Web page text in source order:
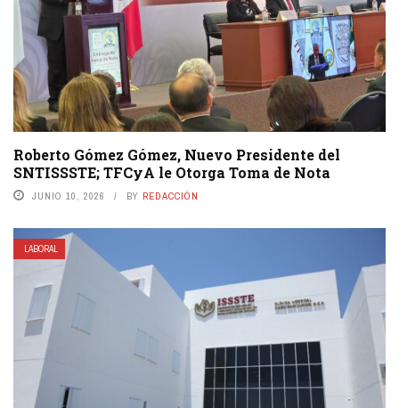
Roberto Gómez Gómez, Nuevo Presidente del
SNTISSSTE; TFCyA le Otorga Toma de Nota
JUNIO 10, 2026 BY REDACCIÓN
LABORAL